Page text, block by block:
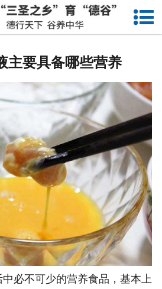
网站首页
卤蛋
产品中心
新闻中心
走进德谷
招商加盟
联系我们
主要具备哪些营养
不可少的营养食品，基本上